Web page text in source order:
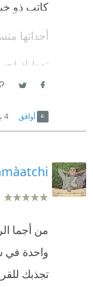
كاتب ذو
أحداثها
تعطيك
أوافق 4
من أجما
واحدة في
تجذبك